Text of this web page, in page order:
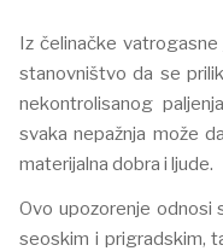
Iz čelinačke
stanovništvo da se
nekontrolisanog
svaka nepažnja može
materijalna dobra i ljude.
Ovo upozorenje odnosi
seoskim i prigradskim,